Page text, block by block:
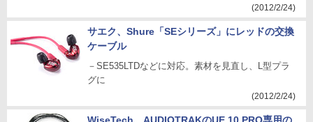
(2012/2/24)
サエク、Shure「SEシリーズ」にレッドの交換
ケーブル
－SE535LTDなどに対応。素材を見直し、L型プラ
グに
(2012/2/24)